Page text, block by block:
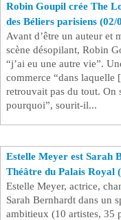
Robin Goupil crée The
des Béliers parisiens (02/
Avant d’être un auteur et
scène désopilant, Robin
“j’ai eu une autre vie”.
commerce “dans laquelle
retrouvait pas du tout. On
pourquoi”, sourit-il...
Estelle Meyer est Sarah
Théâtre du Palais Royal
Estelle Meyer, actrice,
Sarah Bernhardt dans un
ambitieux (10 artistes, 35